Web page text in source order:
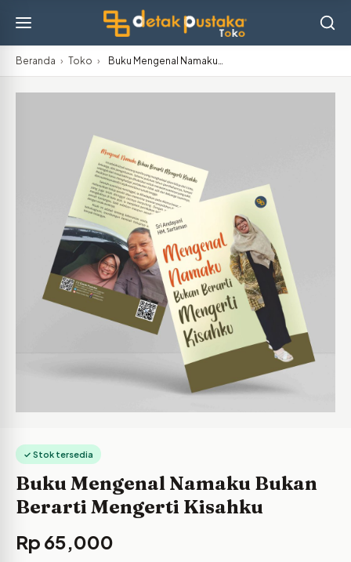
Beranda › Toko › Buku Mengenal Namaku…
✓ Stok tersedia
Buku Mengenal Namaku Bukan
Berarti Mengerti Kisahku
Rp 65,000